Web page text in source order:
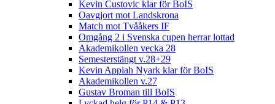
Kevin Custovic klar för BoIS
Oavgjort mot Landskrona
Match mot Tvååkers IF
Omgång 2 i Svenska cupen herrar lottad
Akademikollen vecka 28
Semesterstängt v.28+29
Kevin Appiah Nyark klar för BoIS
Akademikollen v.27
Gustav Broman till BoIS